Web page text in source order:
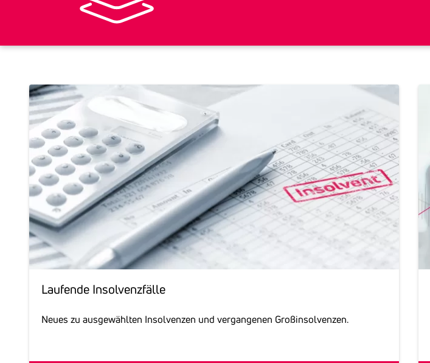
Laufende Insol­venz­fälle
Neues zu ausgewählten Insolvenzen und vergangenen Großinsolvenzen.